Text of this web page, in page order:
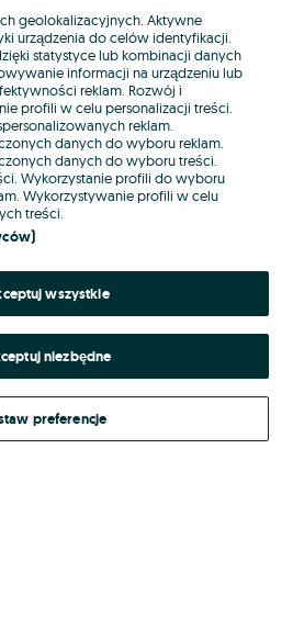
Zaloguj się
jednego z dostawców wskazanych powyżej,
OLX.pl w jego aktualnym brzmieniu.
geolokalizacyjnych. Aktywne
urządzenia do celów identyfikacji.
statystyce lub kombinacji danych
informacji na urządzeniu lub
reklam. Rozwój i
profili w celu personalizacji treści.
reklam.
danych do wyboru reklam.
danych do wyboru treści.
Wykorzystanie profili do wyboru
Wykorzystywanie profili w celu
treści.
wszystkie
niezbędne
preferencje